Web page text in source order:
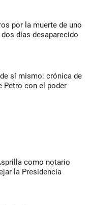
por la muerte de uno
días desaparecido
sí mismo: crónica de
Petro con el poder
como notario
la Presidencia